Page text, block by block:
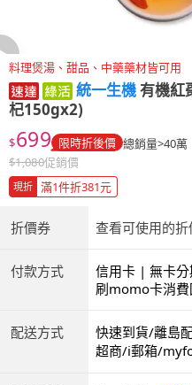
料理煲湯、甜品、中藥藥材皆可用
統一生機有機紅
杞150gx2)
$699 限時折後價 總銷量>40萬
$1,080促銷價
現折 滿1件折381元
折價券 查看可使用的折
付款方式
信用卡 | 無卡
ATM | 銀聯卡
刷momo卡消費
配送方式 快速到貨/離島
超商/i郵箱/